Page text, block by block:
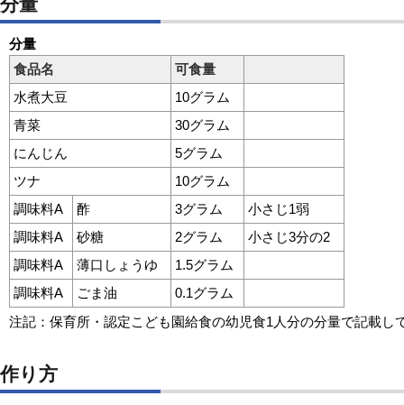
分量
食品名
可食量
水煮大豆
10グラム
青菜
30グラム
にんじん
5グラム
ツナ
10グラム
調味料A
酢 3グラム
小さじ1弱
調味料A
砂糖 2グラム
小さじ3分の2
調味料A
薄口しょうゆ
1.5グラム
調味料A
ごま油
0.1グラム
注記：保育所・認定こども園給食の幼児食1人分の分量で記載し
作り方